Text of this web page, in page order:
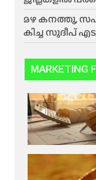
മഴ കനത്തു,
കിച്ച സുദീപ്
MARKETING